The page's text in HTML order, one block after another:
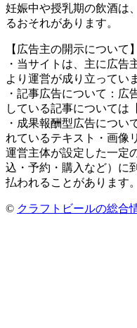
妊娠中や授乳期の飲酒は
るおそれがあります。
【広告主の開示について】
・当サイトは、主に広告
より運営が成り立ってい
・記事広告について：広
している記事については
・成果報酬型広告につい
れているテキスト・画像
運営主体が設定した一定
込・予約・購入など）に
払われることがあります。
© クラフトビールの総合